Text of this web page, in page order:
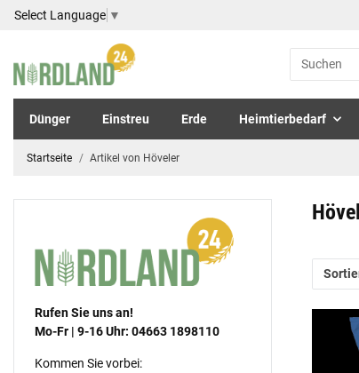
Select Language ▼
Dünger Einstreu Erde Heimtierbedarf
Startseite Artikel von Höveler
Rufen Sie uns an!
Mo-Fr | 9-16 Uhr: 04663 1898110
Kommen Sie vorbei: